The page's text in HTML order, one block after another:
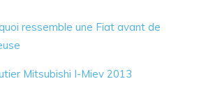
ressemble une Fiat avant de
Mitsubishi I-Miev 2013